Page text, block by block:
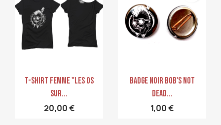
Aperçu rapide
T-Shirt Femme "Les Os
Sur...
20,00 €
Aperçu rapide
Badge Noir Bob's Not
Dead...
1,00 €